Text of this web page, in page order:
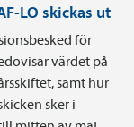
LO skickas ut
för
värdet på
samt hur
sker i